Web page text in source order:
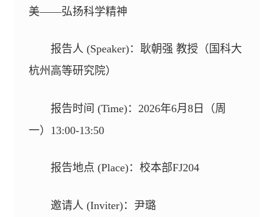
美——弘扬科学精神
报告人 (Speaker)：耿朝强 教授（国科大
杭州高等研究院）
报告时间 (Time)：2026年6月8日（周
一）13:00-13:50
报告地点 (Place)：校本部FJ204
邀请人 (Inviter)：尹璐